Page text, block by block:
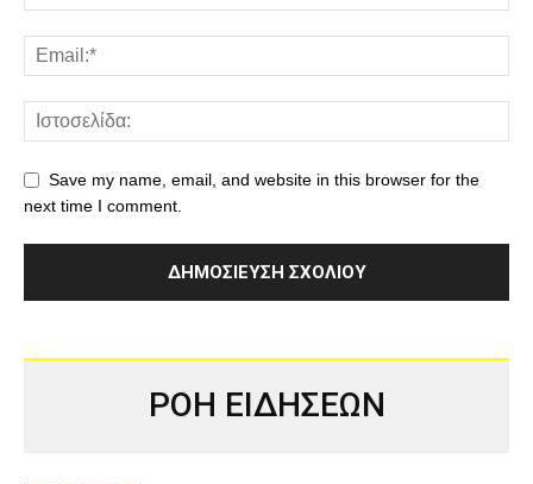
Save my name, email, and website in this browser for the
next time I comment.
ΡΟΗ ΕΙΔΗΣΕΩΝ